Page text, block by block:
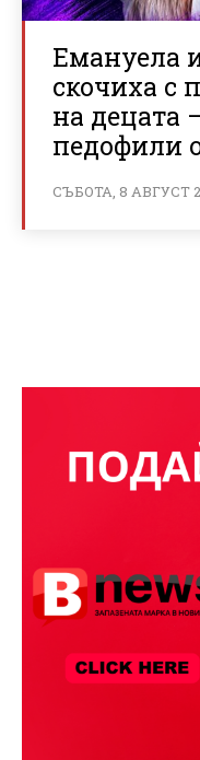
Емануела
скочиха с
на децата
педофили
СЪБОТА, 8 АВГУСТ